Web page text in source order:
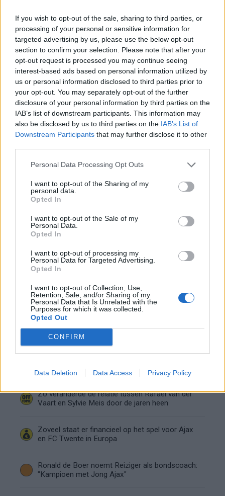
If you wish to opt-out of the sale, sharing to third parties, or
processing of your personal or sensitive information for
targeted advertising by us, please use the below opt-out
section to confirm your selection. Please note that after your
opt-out request is processed you may continue seeing
interest-based ads based on personal information utilized by
us or personal information disclosed to third parties prior to
your opt-out. You may separately opt-out of the further
disclosure of your personal information by third parties on the
IAB’s list of downstream participants. This information may
also be disclosed by us to third parties on the IAB’s List of
Downstream Participants that may further disclose it to other
Personal Data Processing Opt Outs
I want to opt-out of the Sharing of my
personal data.
Opted In
I want to opt-out of the Sale of my
Personal Data.
Opted In
I want to opt-out of processing my
Personal Data for Targeted Advertising.
Opted In
I want to opt-out of Collection, Use,
Retention, Sale, and/or Sharing of my
Personal Data that Is Unrelated with the
Purposes for which it was collected.
Opted Out
CONFIRM
Data Deletion Data Access Privacy Policy
Ajax helpt Burnley uit de brand met afgeknipte
sokken na blunder met tenues
Hakim Ziyech verhuurt opnieuw luxe
appartement op Amsterdamse Zuidas
Marcos Leonardo laat eerste indruk achter bij
Ajax: 'Hier gaan fans van genieten'
Ajax groeit onder Míchel, maar transfermarkt
blijft cruciaal
Ajax-talent Mohamed Abdalla schrijft Europese
geschiedenis
Shane Kluivert krijgt kans van Flick en begint in
de basis bij FC Barcelona
Servische media vergelijken Ajax-talent Abdellah
Ouazane met Lionel Messi
Ajax zet grote stap richting volgende ronde na
ruime zege op Vojvodina
Ajax - Vojvodina
Zo veranderde de relatie tussen Rafael van der
Vaart en Sylvie Meis door de jaren heen
Zoveel staat er financieel op het spel voor Ajax
en FC Twente in Europa
Ronald de Boer noemt Reiziger als bondscoach:
"Kampioen met Jong Ajax"